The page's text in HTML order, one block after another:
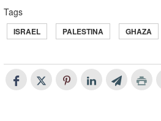
Tags
ISRAEL PALESTINA GHAZA